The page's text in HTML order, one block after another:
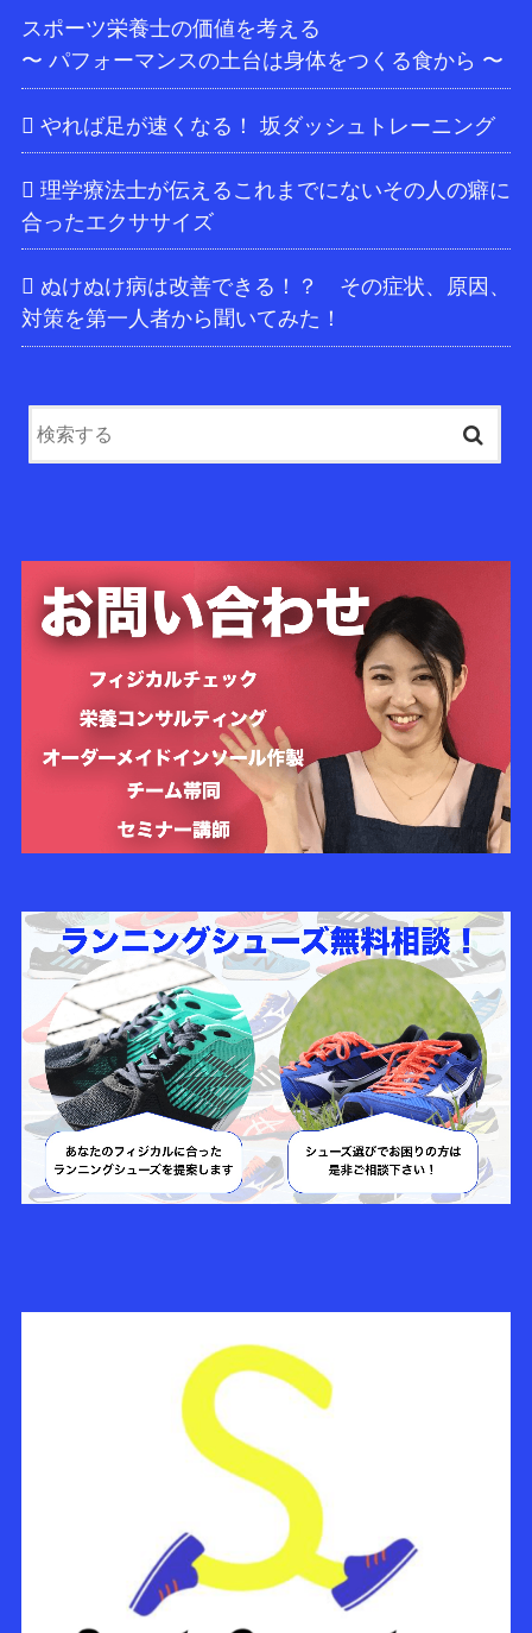
スポーツ栄養士の価値を考える
〜 パフォーマンスの土台は身体をつくる食から 〜
やれば足が速くなる！ 坂ダッシュトレーニング
理学療法士が伝えるこれまでにないその人の癖に
合ったエクササイズ
ぬけぬけ病は改善できる！？ その症状、原因、
対策を第一人者から聞いてみた！